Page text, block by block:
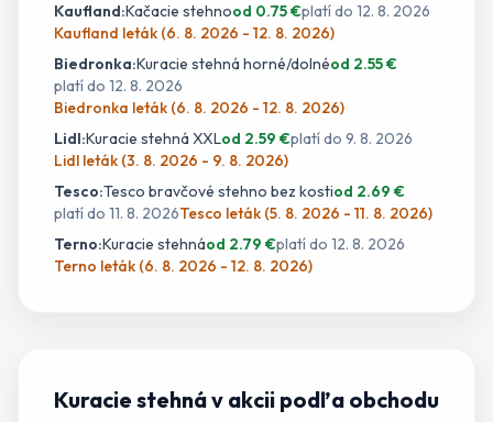
Kaufland:Kačacie stehnood 0.75€platí do 12. 8. 2026
Kaufland leták (6. 8. 2026 - 12. 8. 2026)
Biedronka:Kuracie stehná horné/dolnéod 2.55€
platí do 12. 8. 2026
Biedronka leták (6. 8. 2026 - 12. 8. 2026)
Lidl:Kuracie stehná XXLod 2.59 €platí do 9. 8. 2026
Lidl leták (3. 8. 2026 - 9. 8. 2026)
Tesco:Tesco bravčové stehno bez kostiod 2.69 €
platí do 11. 8. 2026Tesco leták (5. 8. 2026 - 11. 8. 2026)
Terno:Kuracie stehnáod 2.79 €platí do 12. 8. 2026
Terno leták (6. 8. 2026 - 12. 8. 2026)
Kuracie stehnáv akcii podľa obchodu